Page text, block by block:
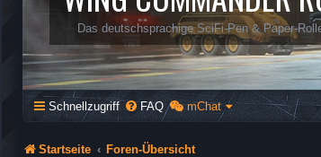
Das deutschsprachige SciFi-Pen & Paper-
Schnellzugriff FAQ mChat
Startseite Foren-Übersicht